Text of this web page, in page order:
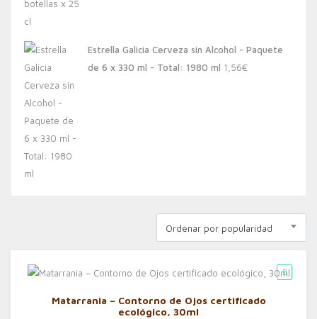
Estrella Galicia Cerveza sin Alcohol - Paquete
de 6 x 330 ml - Total: 1980 ml 1,56€
Ordenar por popularidad
Matarrania – Contorno de Ojos certificado
ecológico, 30ml